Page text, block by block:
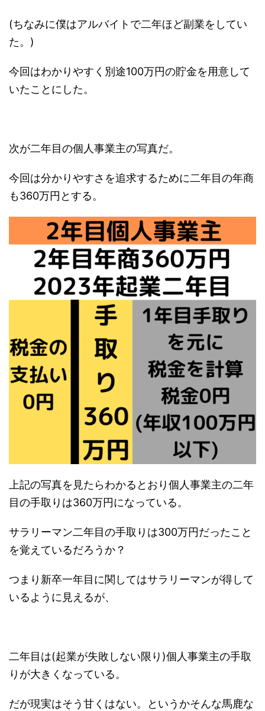
(ちなみに僕はアルバイトで二年ほど副業をしてい
た。)
今回はわかりやすく別途100万円の貯金を用意して
いたことにした。
次が二年目の個人事業主の写真だ。
今回は分かりやすさを追求するために二年目の年商
も360万円とする。
上記の写真を見たらわかるとおり個人事業主の二年
目の手取りは360万円になっている。
サラリーマン二年目の手取りは300万円だったこと
を覚えているだろうか？
つまり新卒一年目に関してはサラリーマンが得して
いるように見えるが、
二年目は(起業が失敗しない限り)個人事業主の手取
りが大きくなっている。
だが現実はそう甘くはない。というかそんな馬鹿な